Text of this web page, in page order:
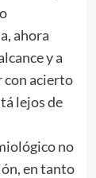
ahora
y a
con acierto
lejos de
no
en tanto